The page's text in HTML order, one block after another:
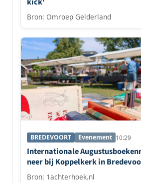
Bron: Omroep Gelderland
BREDEVOORT Evenement 10:29
Internationale
neer bij Koppelkerk in
Bron: 1achterhoek.nl